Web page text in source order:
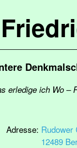
erledige ich Wo –
Adresse: Rudower
12489